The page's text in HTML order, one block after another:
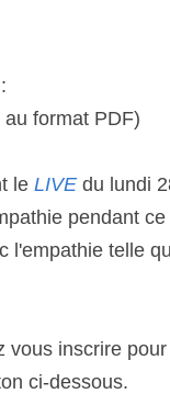
format PDF)
le LIVE du lundi
pendant ce
l'empathie telle
ci-dessous.